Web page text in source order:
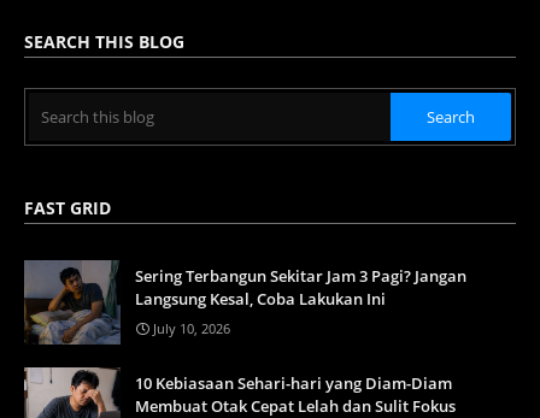
SEARCH THIS BLOG
FAST GRID
Sering Terbangun Sekitar Jam 3 Pagi? Jangan
Langsung Kesal, Coba Lakukan Ini
July 10, 2026
10 Kebiasaan Sehari-hari yang Diam-Diam
Membuat Otak Cepat Lelah dan Sulit Fokus